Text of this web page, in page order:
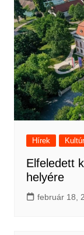
Hírek
Elfeledett
helyére
február 18,